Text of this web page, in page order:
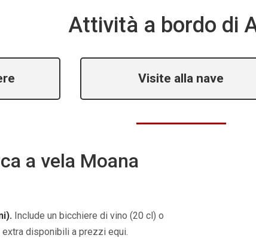
Attività a bordo di
Visite alla nave
a vela Moana
Include un bicchiere di vino (20 cl) o
disponibili a prezzi equi.